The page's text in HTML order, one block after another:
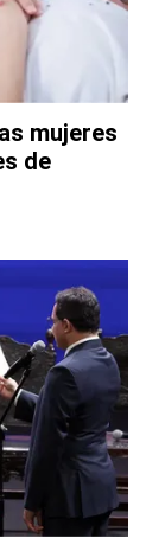
mujeres
de